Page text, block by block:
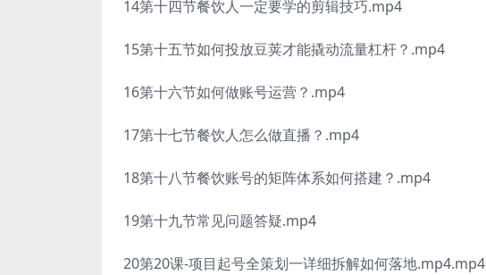
14第十四节餐饮人一定要学的剪辑技巧.mp4
15第十五节如何投放豆荚才能撬动流量杠杆？.mp4
16第十六节如何做账号运营？.mp4
17第十七节餐饮人怎么做直播？.mp4
18第十八节餐饮账号的矩阵体系如何搭建？.mp4
19第十九节常见问题答疑.mp4
20第20课-项目起号全策划一详细拆解如何落地.mp4.mp4